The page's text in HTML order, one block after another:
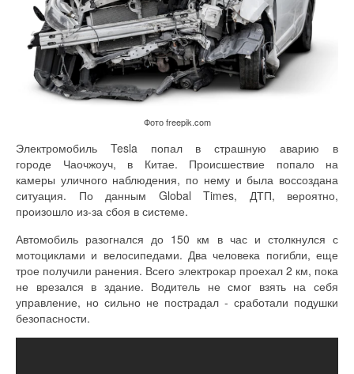
Фото freepik.com
Электромобиль Tesla попал в страшную аварию в
городе Чаочжоуч, в Китае. Происшествие попало на
камеры уличного наблюдения, по нему и была воссоздана
ситуация. По данным Global Times, ДТП, вероятно,
произошло из-за сбоя в системе.
Автомобиль разогнался до 150 км в час и столкнулся с
мотоциклами и велосипедами. Два человека погибли, еще
трое получили ранения. Всего электрокар проехал 2 км, пока
не врезался в здание. Водитель не смог взять на себя
управление, но сильно не пострадал - сработали подушки
безопасности.